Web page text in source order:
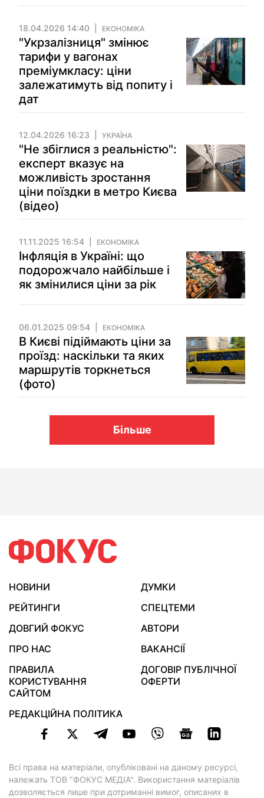
18.04.2026 14:40 ЕКОНОМІКА
"Укрзалізниця" змінює
тарифи у вагонах
преміумкласу: ціни
залежатимуть від попиту і
дат
12.04.2026 16:23 УКРАЇНА
"Не збіглися з реальністю":
експерт вказує на
можливість зростання
ціни поїздки в метро Києва
(відео)
11.11.2025 16:54 ЕКОНОМІКА
Інфляція в Україні: що
подорожчало найбільше і
як змінилися ціни за рік
06.01.2025 09:54 ЕКОНОМІКА
В Києві підіймають ціни за
проїзд: наскільки та яких
маршрутів торкнеться
(фото)
Більше
НОВИНИ
ДУМКИ
РЕЙТИНГИ
СПЕЦТЕМИ
ДОВГИЙ ФОКУС
АВТОРИ
ПРО НАС
ВАКАНСІЇ
ПРАВИЛА
КОРИСТУВАННЯ
САЙТОМ
ДОГОВІР ПУБЛІЧНОЇ
ОФЕРТИ
РЕДАКЦІЙНА ПОЛІТИКА
Всі права на матеріали, опубліковані на даному ресурсі,
належать ТОВ "ФОКУС МЕДІА". Використання матеріалів
дозволяється лише при дотриманні вимог, описаних в